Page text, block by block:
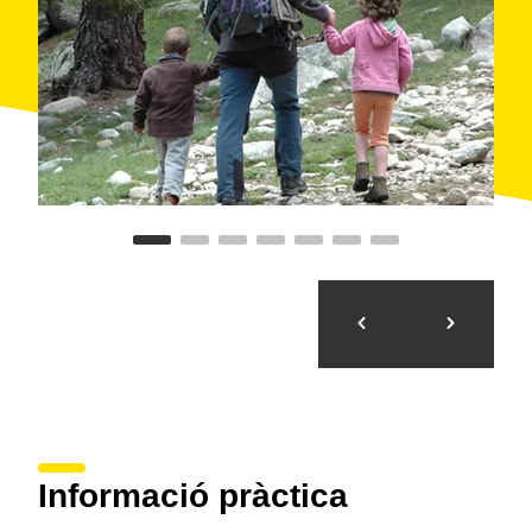
Informació pràctica